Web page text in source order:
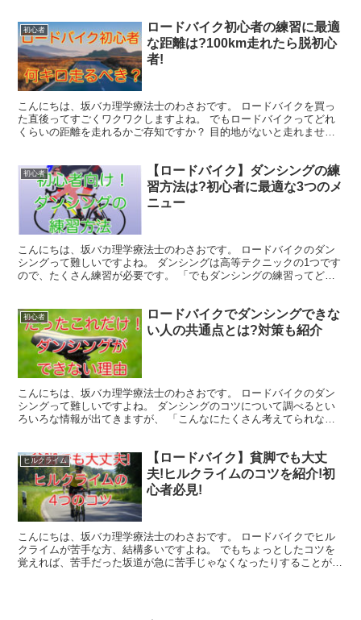
初心者
ロードバイク初心者の練習に最適
な距離は?100km走れたら脱初心
者!
こんにちは、坂バカ理学療法士のわさおです。 ロードバイクを買っ
た直後ってすごくワクワクしますよね。 でもロードバイクってどれ
くらいの距離を走れるかご存知ですか？ 目的地がないと走れません
初心者
【ロードバイク】ダンシングの練
習方法は?初心者に最適な3つのメ
ニュー
こんにちは、坂バカ理学療法士のわさおです。 ロードバイクのダン
シングって難しいですよね。 ダンシングは高等テクニックの1つです
ので、たくさん練習が必要です。 「でもダンシングの練習ってどう
初心者
ロードバイクでダンシングできな
い人の共通点とは?対策も紹介
こんにちは、坂バカ理学療法士のわさおです。 ロードバイクのダン
シングって難しいですよね。 ダンシングのコツについて調べるとい
ろいろな情報が出てきますが、 「こんなにたくさん考えてられな
ヒルクライム
【ロードバイク】貧脚でも大丈
夫!ヒルクライムのコツを紹介!初
心者必見!
こんにちは、坂バカ理学療法士のわさおです。 ロードバイクでヒル
クライムが苦手な方、結構多いですよね。 でもちょっとしたコツを
覚えれば、苦手だった坂道が急に苦手じゃなくなったりすることがあ